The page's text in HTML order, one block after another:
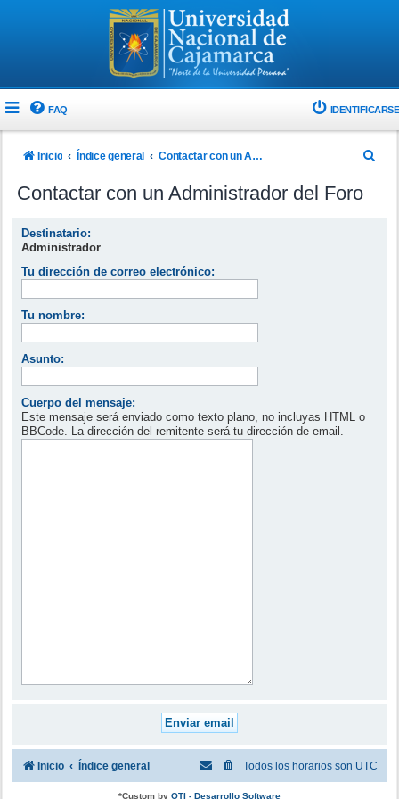
FAQ IDENTIFICARSE
Inicio Índice general Contactar con un Administrador del Foro
Contactar con un Administrador del Foro
Destinatario:
Administrador
Tu dirección de correo electrónico:
Tu nombre:
Asunto:
Cuerpo del mensaje:
Este mensaje será enviado como texto plano, no incluyas HTML o
BBCode. La dirección del remitente será tu dirección de email.
Inicio Índice general Todos los horarios son UTC
*Custom by OTI - Desarrollo Software